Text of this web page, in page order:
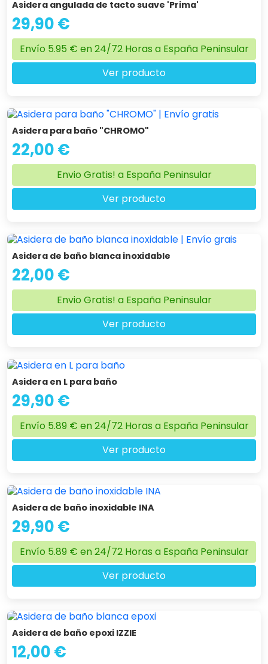
Asidera angulada de tacto suave 'Prima'
29,90 €
Envío 5.95 € en 24/72 Horas a España Peninsular
Ver producto
Asidera para baño "CHROMO"
22,00 €
Envio Gratis! a España Peninsular
Ver producto
Asidera de baño blanca inoxidable
22,00 €
Envio Gratis! a España Peninsular
Ver producto
Asidera en L para baño
29,90 €
Envío 5.89 € en 24/72 Horas a España Peninsular
Ver producto
Asidera de baño inoxidable INA
29,90 €
Envío 5.89 € en 24/72 Horas a España Peninsular
Ver producto
Asidera de baño epoxi IZZIE
12,00 €